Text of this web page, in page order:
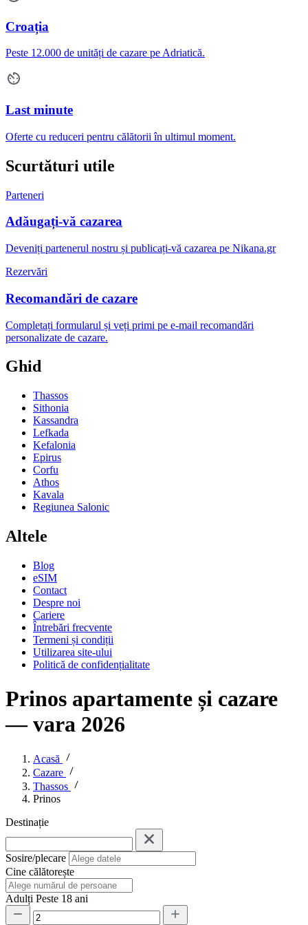
Croația
Peste 12.000 de unități de cazare pe Adriatică.
Last minute
Oferte cu reduceri pentru călătorii în ultimul moment.
Scurtături utile
Parteneri
Adăugați-vă cazarea
Deveniți partenerul nostru și publicați-vă cazarea pe Nikana.gr
Rezervări
Recomandări de cazare
Completați formularul și veți primi pe e-mail recomandări
personalizate de cazare.
Ghid
Thassos
Sithonia
Kassandra
Lefkada
Kefalonia
Epirus
Corfu
Athos
Kavala
Regiunea Salonic
Altele
Blog
eSIM
Contact
Despre noi
Cariere
Întrebări frecvente
Termeni și condiții
Utilizarea site-ului
Politică de confidențialitate
Prinos apartamente și cazare
— vara 2026
Acasă
Cazare
Thassos
Prinos
Destinație
Sosire/plecare
Cine călătorește
Adulți Peste 18 ani